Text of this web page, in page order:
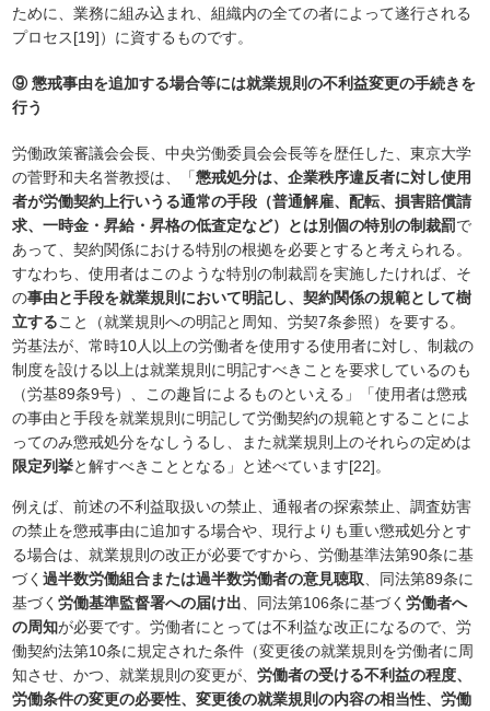
ために、業務に組み込まれ、組織内の全ての者によって遂行される
プロセス[19]）に資するものです。
⑨ 懲戒事由を追加する場合等には就業規則の不利益変更の手続きを
行う
労働政策審議会会長、中央労働委員会会長等を歴任した、東京大学
の菅野和夫名誉教授は、「懲戒処分は、企業秩序違反者に対し使用
者が労働契約上行いうる通常の手段（普通解雇、配転、損害賠償請
求、一時金・昇給・昇格の低査定など）とは別個の特別の制裁罰で
あって、契約関係における特別の根拠を必要とすると考えられる。
すなわち、使用者はこのような特別の制裁罰を実施したければ、そ
の事由と手段を就業規則において明記し、契約関係の規範として樹
立すること（就業規則への明記と周知、労契7条参照）を要する。
労基法が、常時10人以上の労働者を使用する使用者に対し、制裁の
制度を設ける以上は就業規則に明記すべきことを要求しているのも
（労基89条9号）、この趣旨によるものといえる」「使用者は懲戒
の事由と手段を就業規則に明記して労働契約の規範とすることによ
ってのみ懲戒処分をなしうるし、また就業規則上のそれらの定めは
限定列挙と解すべきこととなる」と述べています[22]。
例えば、前述の不利益取扱いの禁止、通報者の探索禁止、調査妨害
の禁止を懲戒事由に追加する場合や、現行よりも重い懲戒処分とす
る場合は、就業規則の改正が必要ですから、労働基準法第90条に基
づく過半数労働組合または過半数労働者の意見聴取 、同法第89条に
基づく労働基準監督署への届け出 、同法第106条に基づく労働者へ
の周知が必要です。労働者にとっては不利益な改正になるので、労
働契約法第10条に規定された条件（変更後の就業規則を労働者に周
知させ、かつ、就業規則の変更が、労働者の受ける不利益の程度、
労働条件の変更の必要性、変更後の就業規則の内容の相当性、労働